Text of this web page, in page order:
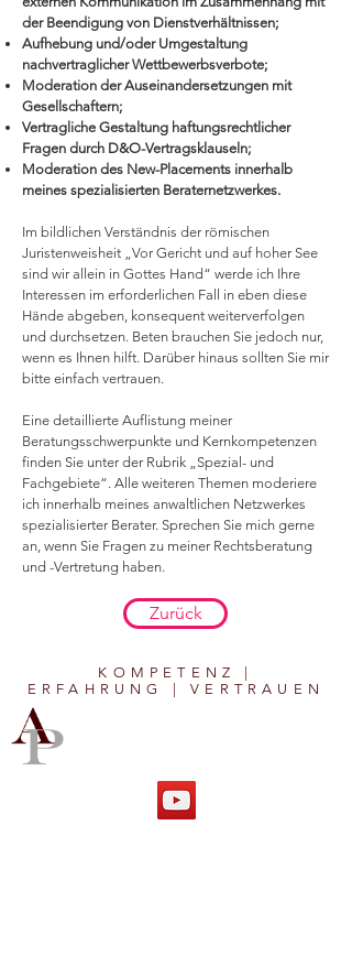
der Beendigung von Dienstverhältnissen;
Aufhebung und/oder Umgestaltung
nachvertraglicher Wettbewerbsverbote;
Moderation der Auseinandersetzungen mit
Gesellschaftern;
Vertragliche Gestaltung haftungsrechtlicher
Fragen durch D&O-Vertragsklauseln;
Moderation des New-Placements innerhalb
meines spezialisierten Beraternetzwerkes.
Im bildlichen Verständnis der römischen
Juristenweisheit „Vor Gericht und auf hoher See
sind wir allein in Gottes Hand“ werde ich Ihre
Interessen im erforderlichen Fall in eben diese
Hände abgeben, konsequent weiterverfolgen
und durchsetzen. Beten brauchen Sie jedoch nur,
wenn es Ihnen hilft. Darüber hinaus sollten Sie mir
bitte einfach vertrauen.
Eine detaillierte Auflistung meiner
Beratungsschwerpunkte und Kernkompetenzen
finden Sie unter der Rubrik „Spezial- und
Fachgebiete“. Alle weiteren Themen moderiere
ich innerhalb meines anwaltlichen Netzwerkes
spezialisierter Berater. Sprechen Sie mich gerne
an, wenn Sie Fragen zu meiner Rechtsberatung
und -Vertretung haben.
Zurück
KOMPETENZ
ERFAHRUNG
|VERTRAUEN